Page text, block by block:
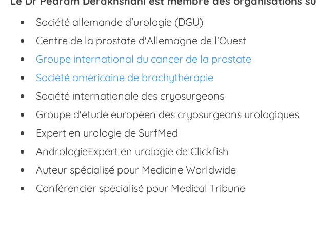
Société allemande d'urologie (DGU)
Centre de la prostate d'Allemagne de l'Ouest
Groupe international du cancer de la prostate
Société américaine de brachythérapie
Société internationale des cryosurgeons
Groupe d'étude européen des cryosurgeons urologiques
Expert en urologie de SurfMed
AndrologieExpert en urologie de Clickfish
Auteur spécialisé pour Medicine Worldwide
Conférencier spécialisé pour Medical Tribune